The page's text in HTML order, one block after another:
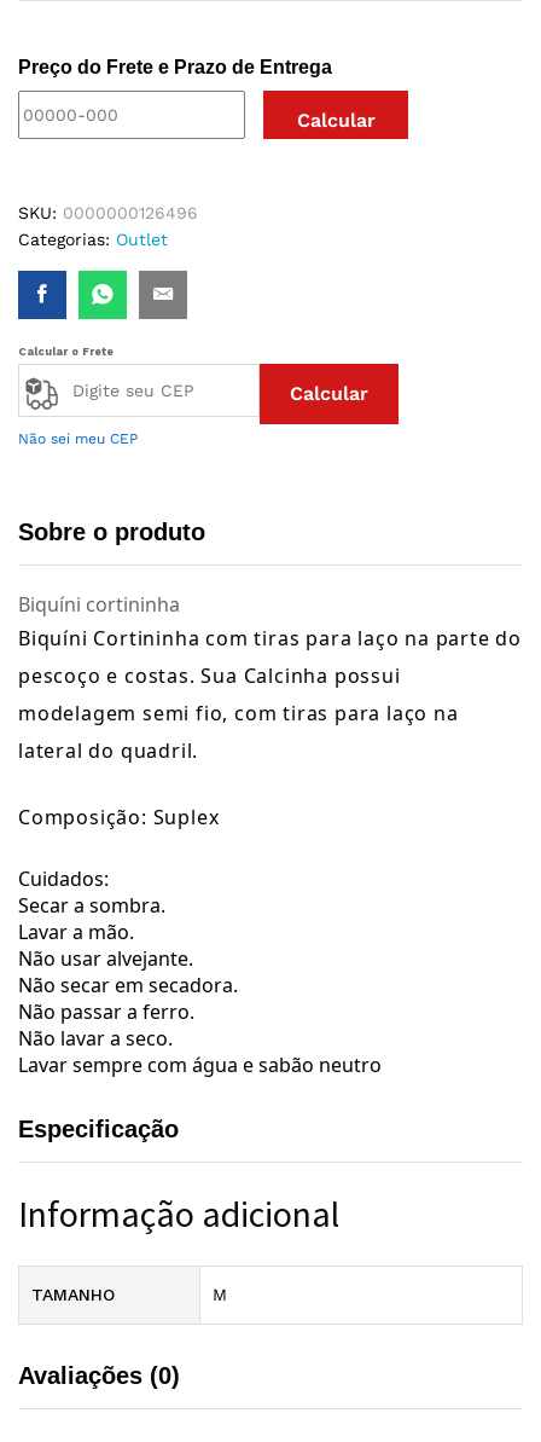
Preço do Frete e Prazo de Entrega
SKU: 0000000126496
Categorias: Outlet
Calcular o Frete
Calcular
Não sei meu CEP
Sobre o produto
Biquíni cortininha
Biquíni Cortininha com tiras para laço na parte do
pescoço e costas. Sua Calcinha possui
modelagem semi fio, com tiras para laço na
lateral do quadril.
Composição: Suplex
Cuidados:
Secar a sombra.
Lavar a mão.
Não usar alvejante.
Não secar em secadora.
Não passar a ferro.
Não lavar a seco.
Lavar sempre com água e sabão neutro
Especificação
Informação adicional
TAMANHO M
Avaliações (0)